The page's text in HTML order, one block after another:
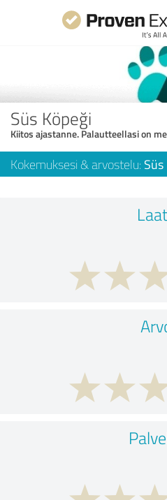
Süs Köpeği
Kiitos ajastanne. Palautteellasi on
Kokemuksesi & arvostelu: Süs